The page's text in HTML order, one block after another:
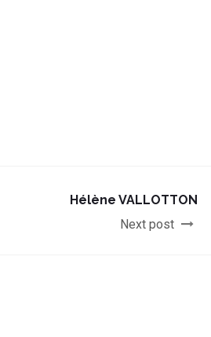
Hélène VALLOTTON
Next post